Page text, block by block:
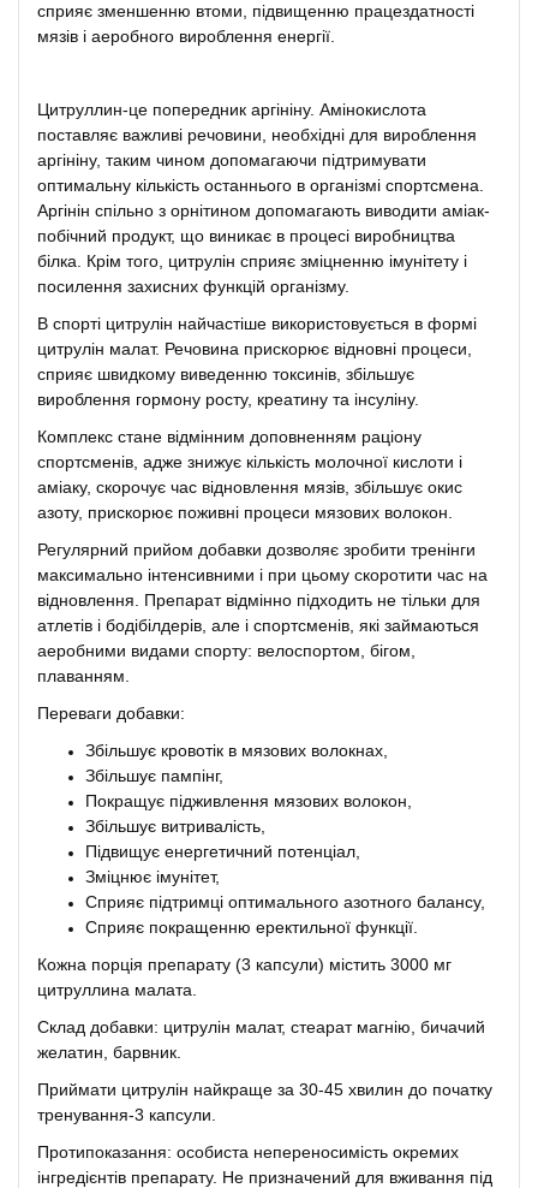
сприяє зменшенню втоми, підвищенню працездатності
мязів і аеробного вироблення енергії.
Цитруллин-це попередник аргініну. Амінокислота
поставляє важливі речовини, необхідні для вироблення
аргініну, таким чином допомагаючи підтримувати
оптимальну кількість останнього в організмі спортсмена.
Аргінін спільно з орнітином допомагають виводити аміак-
побічний продукт, що виникає в процесі виробництва
білка. Крім того, цитрулін сприяє зміцненню імунітету і
посилення захисних функцій організму.
В спорті цитрулін найчастіше використовується в формі
цитрулін малат. Речовина прискорює відновні процеси,
сприяє швидкому виведенню токсинів, збільшує
вироблення гормону росту, креатину та інсуліну.
Комплекс стане відмінним доповненням раціону
спортсменів, адже знижує кількість молочної кислоти і
аміаку, скорочує час відновлення мязів, збільшує окис
азоту, прискорює поживні процеси мязових волокон.
Регулярний прийом добавки дозволяє зробити тренінги
максимально інтенсивними і при цьому скоротити час на
відновлення. Препарат відмінно підходить не тільки для
атлетів і бодібілдерів, але і спортсменів, які займаються
аеробними видами спорту: велоспортом, бігом,
плаванням.
Переваги добавки:
Збільшує кровотік в мязових волокнах,
Збільшує пампінг,
Покращує підживлення мязових волокон,
Збільшує витривалість,
Підвищує енергетичний потенціал,
Зміцнює імунітет,
Сприяє підтримці оптимального азотного балансу,
Сприяє покращенню еректильної функції.
Кожна порція препарату (3 капсули) містить 3000 мг
цитруллина малата.
Склад добавки: цитрулін малат, стеарат магнію, бичачий
желатин, барвник.
Приймати цитрулін найкраще за 30-45 хвилин до початку
тренування-3 капсули.
Протипоказання: особиста непереносимість окремих
інгредієнтів препарату. Не призначений для вживання під